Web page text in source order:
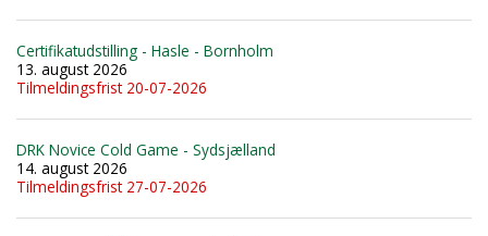
Certifikatudstilling - Hasle - Bornholm
13. august 2026
Tilmeldingsfrist 20-07-2026
DRK Novice Cold Game - Sydsjælland
14. august 2026
Tilmeldingsfrist 27-07-2026